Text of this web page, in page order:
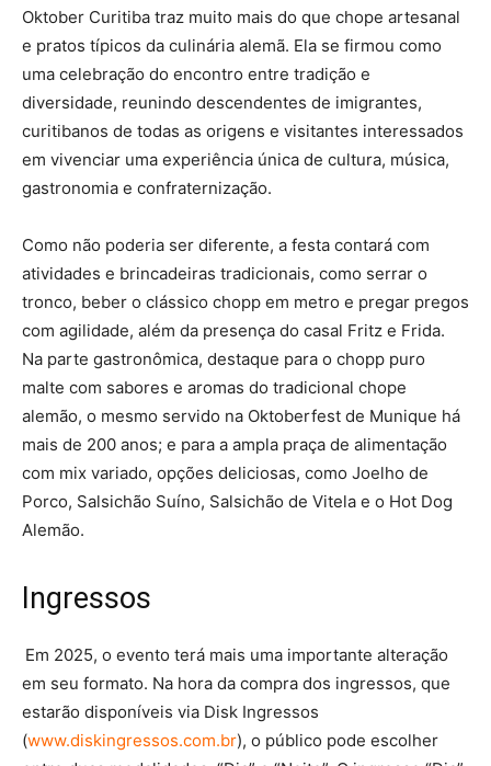
Oktober Curitiba traz muito mais do que chope artesanal
e pratos típicos da culinária alemã. Ela se firmou como
uma celebração do encontro entre tradição e
diversidade, reunindo descendentes de imigrantes,
curitibanos de todas as origens e visitantes interessados
em vivenciar uma experiência única de cultura, música,
gastronomia e confraternização.
Como não poderia ser diferente, a festa contará com
atividades e brincadeiras tradicionais, como serrar o
tronco, beber o clássico chopp em metro e pregar pregos
com agilidade, além da presença do casal Fritz e Frida.
Na parte gastronômica, destaque para o chopp puro
malte com sabores e aromas do tradicional chope
alemão, o mesmo servido na Oktoberfest de Munique há
mais de 200 anos; e para a ampla praça de alimentação
com mix variado, opções deliciosas, como Joelho de
Porco, Salsichão Suíno, Salsichão de Vitela e o Hot Dog
Alemão.
Ingressos
Em 2025, o evento terá mais uma importante alteração
em seu formato. Na hora da compra dos ingressos, que
estarão disponíveis via Disk Ingressos
(www.diskingressos.com.br), o público pode escolher